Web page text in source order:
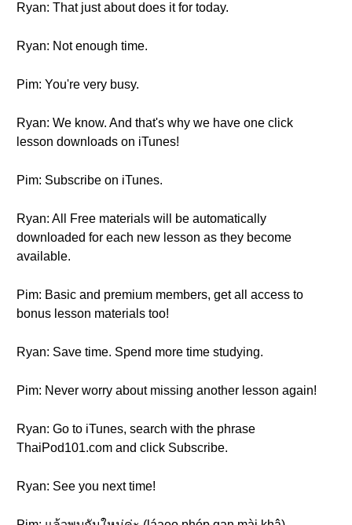
Ryan: That just about does it for today.
Ryan: Not enough time.
Pim: You're very busy.
Ryan: We know. And that's why we have one click
lesson downloads on iTunes!
Pim: Subscribe on iTunes.
Ryan: All Free materials will be automatically
downloaded for each new lesson as they become
available.
Pim: Basic and premium members, get all access to
bonus lesson materials too!
Ryan: Save time. Spend more time studying.
Pim: Never worry about missing another lesson again!
Ryan: Go to iTunes, search with the phrase
ThaiPod101.com and click Subscribe.
Ryan: See you next time!